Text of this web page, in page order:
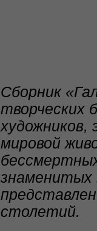
Сборник
творческих
художников,
мировой
знаменитых
столетий.